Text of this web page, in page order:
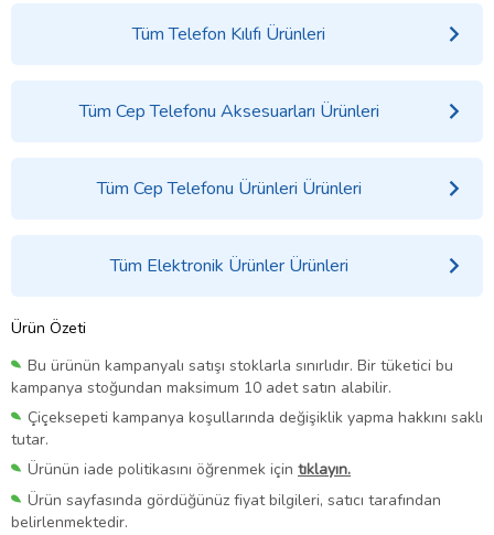
Tüm Telefon Kılıfı Ürünleri
Tüm Cep Telefonu Aksesuarları Ürünleri
Tüm Cep Telefonu Ürünleri Ürünleri
Tüm Elektronik Ürünler Ürünleri
Ürün Özeti
Bu ürünün kampanyalı satışı stoklarla sınırlıdır. Bir tüketici bu
kampanya stoğundan maksimum 10 adet satın alabilir.
Çiçeksepeti kampanya koşullarında değişiklik yapma hakkını saklı
tutar.
Ürünün iade politikasını öğrenmek için tıklayın.
Ürün sayfasında gördüğünüz fiyat bilgileri, satıcı tarafından
belirlenmektedir.